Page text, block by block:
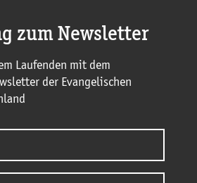
zum Newsletter
Laufenden mit dem
der Evangelischen